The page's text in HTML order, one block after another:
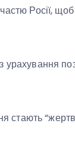
Росії, щоб
стають